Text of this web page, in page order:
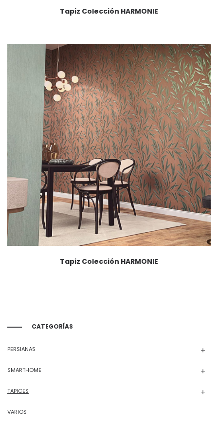
Tapiz Colección HARMONIE
Tapiz Colección HARMONIE
CATEGORÍAS
PERSIANAS
SMARTHOME
TAPICES
VARIOS